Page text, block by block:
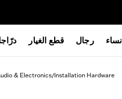
قطع الغيار رجال نساء
& Electronics/Installation Hardware